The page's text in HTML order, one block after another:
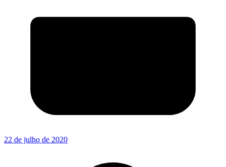
22 de julho de 2020